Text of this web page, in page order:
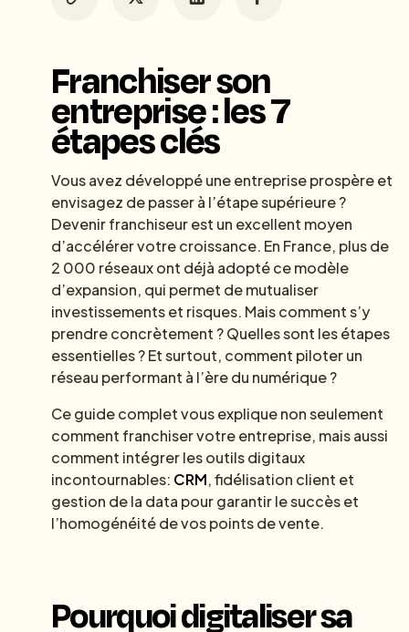
Franchiser son
entreprise : les 7
étapes clés
Vous avez développé une entreprise prospère et
envisagez de passer à l’étape supérieure ?
Devenir franchiseur est un excellent moyen
d’accélérer votre croissance. En France, plus de
2 000 réseaux ont déjà adopté ce modèle
d’expansion, qui permet de mutualiser
investissements et risques. Mais comment s’y
prendre concrètement ? Quelles sont les étapes
essentielles ? Et surtout, comment piloter un
réseau performant à l’ère du numérique ?
Ce guide complet vous explique non seulement
comment franchiser votre entreprise, mais aussi
comment intégrer les outils digitaux
incontournables: CRM, fidélisation client et
gestion de la data pour garantir le succès et
l’homogénéité de vos points de vente.
Pourquoi digitaliser sa